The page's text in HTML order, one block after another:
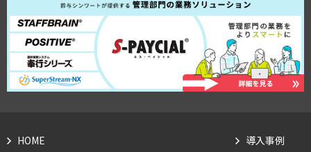
HOME
導入事例